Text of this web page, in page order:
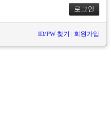
ID/PW 찾기 | 회원가입